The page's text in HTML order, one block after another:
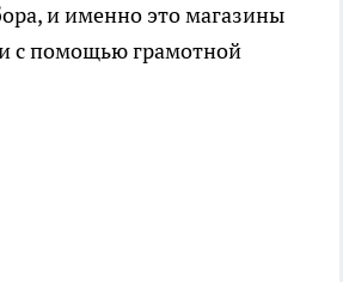
и именно это магазины
с помощью грамотной